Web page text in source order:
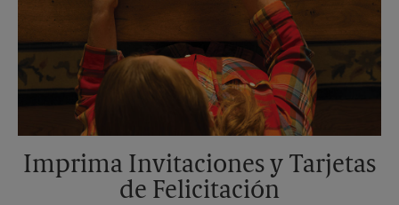
Imprima Invitaciones y Tarjetas
de Felicitación